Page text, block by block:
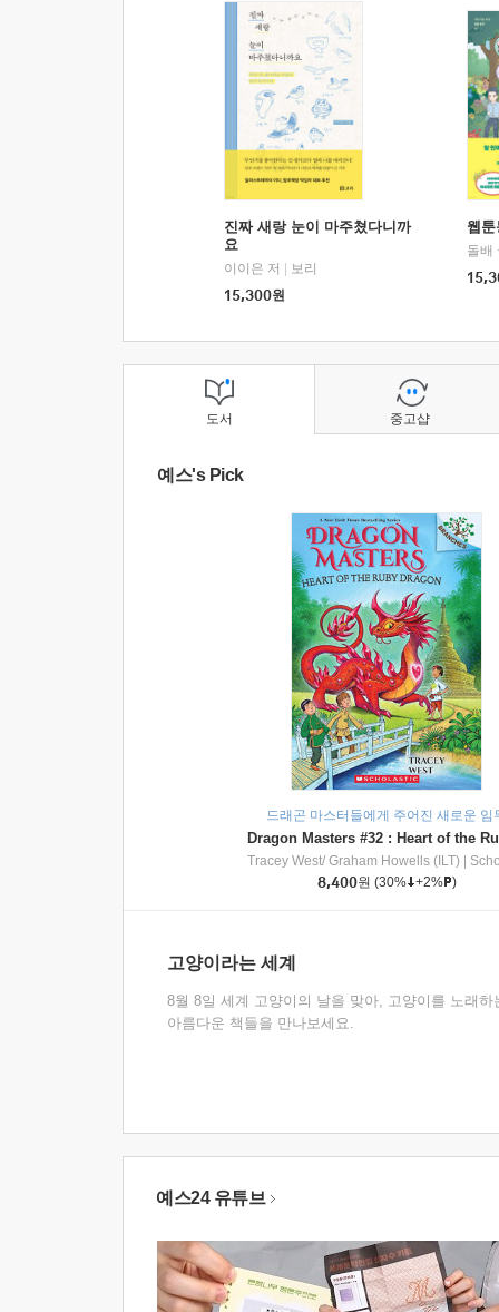
진짜 새랑 눈이 마주쳤다니까
요
이이은 저
보리
15,300원
웹
돌배
도서
예스's Pick
드래곤 마스터들에게 주어진 새로운 임
Tracey West/ Graham Howells (ILT)
8,400원 (30% +2% )
고양이라는 세계
8월 8일 세계 고양이의 날을 맞아, 고양이를 노래하
아름다운 책들을 만나보세요.
중고샵
예스24 유튜브